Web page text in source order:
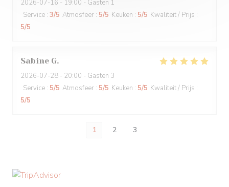
2026-07-16 - 19:00 - Gasten 1
Service : 3/5 Atmosfeer : 5/5 Keuken : 5/5 Kwaliteit / Prijs :
5/5
Sabine G
2026-07-28 - 20:00 - Gasten 3
Service : 5/5 Atmosfeer : 5/5 Keuken : 5/5 Kwaliteit / Prijs :
5/5
1 2 3